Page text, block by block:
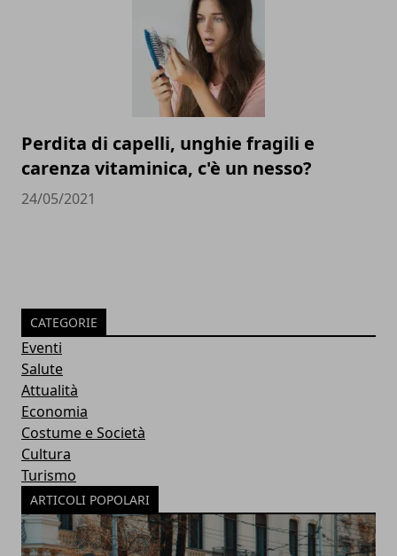
Perdita di capelli, unghie fragili e
carenza vitaminica, c'è un nesso?
24/05/2021
CATEGORIE
Eventi
Salute
Attualità
Economia
Costume e Società
Cultura
Turismo
ARTICOLI POPOLARI